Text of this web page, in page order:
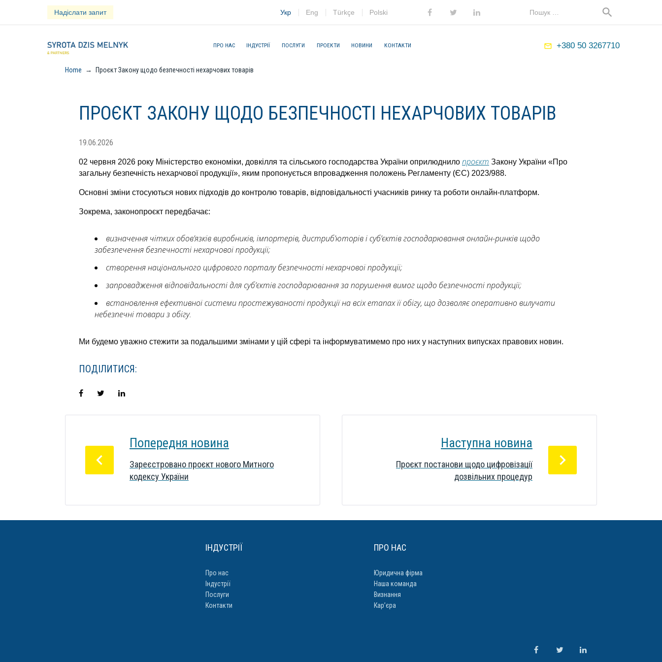
content
Надіслати запит search
FacebookTwitter LinkedIn
Укр Eng Türkçe Polski
ПРО НАС ІНДУСТРІЇ ПОСЛУГИ ПРОЕКТИ НОВИНИ КОНТАКТИ mail_outline +380 50 3267710
Home → Проєкт Закону щодо безпечності нехарчових товарів
ПРОЄКТ ЗАКОНУ ЩОДО БЕЗПЕЧНОСТІ НЕХАРЧОВИХ ТОВАРІВ
19.06.2026
02 червня 2026 року Міністерство економіки, довкілля та сільського господарства України оприлюднило проєкт Закону України «Про
загальну безпечність нехарчової продукції», яким пропонується впровадження положень Регламенту (ЄС) 2023/988.
Основні зміни стосуються нових підходів до контролю товарів, відповідальності учасників ринку та роботи онлайн-платформ.
Зокрема, законопроєкт передбачає:
визначення чітких обов’язків виробників, імпортерів, дистриб’юторів і суб’єктів господарювання онлайн-ринків щодо
забезпечення безпечності нехарчової продукції;
створення національного цифрового порталу безпечності нехарчової продукції;
запровадження відповідальності для суб’єктів господарювання за порушення вимог щодо безпечності продукції;
встановлення ефективної системи простежуваності продукції на всіх етапах її обігу, що дозволяє оперативно вилучати
небезпечні товари з обігу.
Ми будемо уважно стежити за подальшими змінами у цій сфері та інформуватимемо про них у наступних випусках правових новин.
ПОДІЛИТИСЯ:
FacebookTwitterLinkedIn
ЗАПИСІВ
Попередня новина
Зареєстровано проєкт нового Митного
кодексу України
Наступна новина
Проєкт постанови щодо цифровізації
дозвільних процедур
ІНДУСТРІЇ
Про нас
Індустрії
Послуги
Контакти
ПРО НАС
Юридична фірма
Наша команда
Визнання
Кар’єра